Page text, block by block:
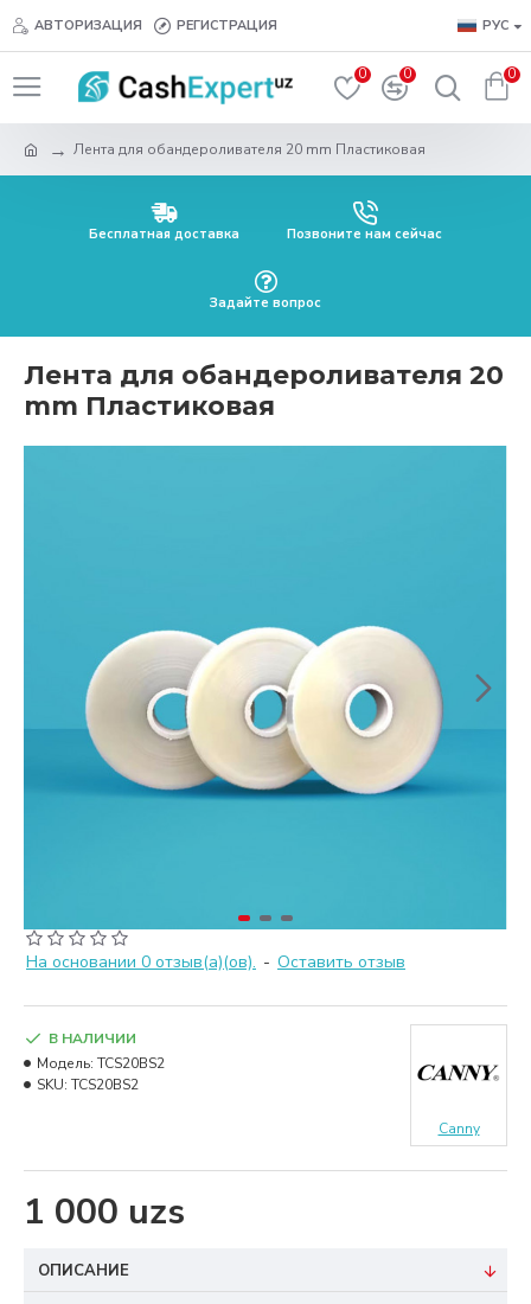
АВТОРИЗАЦИЯ РЕГИСТРАЦИЯ РУС
0 0 0
Лента для обандероливателя 20 mm Пластиковая
Бесплатная доставка Позвоните нам сейчас
Задайте вопрос
Лента для обандероливателя 20
mm Пластиковая
На основании 0 отзыв(а)(ов). - Оставить отзыв
1 000 uzs
В НАЛИЧИИ
Модель: TCS20BS2
SKU: TCS20BS2
Canny
ОПИСАНИЕ